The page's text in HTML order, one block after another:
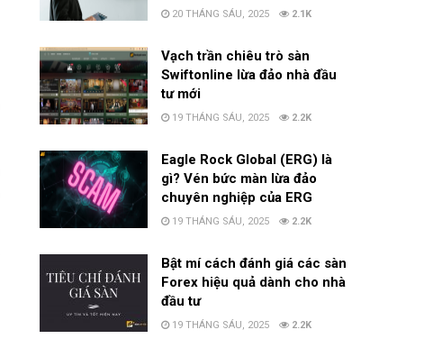
20 THÁNG SÁU, 2025 2.1K
Vạch trần chiêu trò sàn
Swiftonline lừa đảo nhà đầu
tư mới
19 THÁNG SÁU, 2025 2.2K
Eagle Rock Global (ERG) là
gì? Vén bức màn lừa đảo
chuyên nghiệp của ERG
19 THÁNG SÁU, 2025 2.2K
Bật mí cách đánh giá các sàn
Forex hiệu quả dành cho nhà
đầu tư
19 THÁNG SÁU, 2025 2.2K